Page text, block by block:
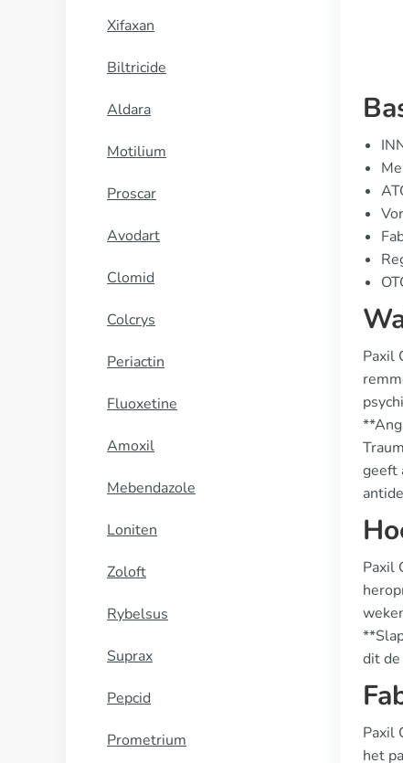
Xifaxan
Biltricide
Aldara
Motilium
Proscar
Avodart
Clomid
Colcrys
Periactin
Fluoxetine
Amoxil
Mebendazole
Loniten
Zoloft
Rybelsus
Suprax
Pepcid
Prometrium
Paxil
geeft
Paxil
dit
Paxil
het